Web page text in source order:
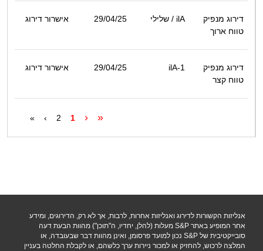
דירוג מנפיק
טווח ארוך
ilA / שלילי 29/04/25 אישרור דירוג
דירוג מנפיק
טווח קצר
ilA-1
29/04/25 אישרור דירוג
«
‹
1
2
›
»
אנליזות הקשורות לדירוג ואנליזות אחרות, לרבות, אך לא רק, הדירוגים, ומידע
אחר המופיע באתר S&P מעלות (להלן, יחדיו, ה"תוכן") מהוות הבעת דעה
סובייקטיבית של S&P נכון למועד פרסומן, ואינן מהוות דבר שבעובדה, או
המלצה לרכוש, להחזיק או למכור ניירות ערך כלשהם, או לקבלת החלטה בעניין